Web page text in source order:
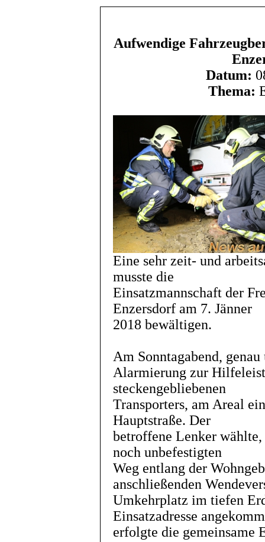
Aufwendige
Datum:
Thema:
Eine sehr zeit- und
musste die
Einsatzmannschaft der
Enzersdorf am 7. Jänner
2018 bewältigen.
Am Sonntagabend,
Alarmierung zur
steckengebliebenen
Transporters, am Areal
Hauptstraße. Der
betroffene Lenker
noch unbefestigten
Weg entlang der
anschließenden
Umkehrplatz im tiefen
Einsatzadresse
erfolgte die gemeinsame